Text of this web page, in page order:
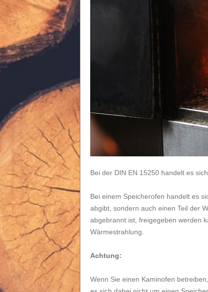
Bei der DIN EN 15250 handelt es
Bei einem Speicherofen handelt es
abgibt, sondern auch einen Teil der
abgebrannt ist, freigegeben werden
Wärmestrahlung.
Achtung:
Wenn Sie einen Kaminofen